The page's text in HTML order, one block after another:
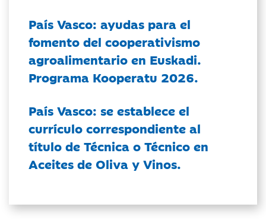
País Vasco: ayudas para el
fomento del cooperativismo
agroalimentario en Euskadi.
Programa Kooperatu 2026.
País Vasco: se establece el
currículo correspondiente al
título de Técnica o Técnico en
Aceites de Oliva y Vinos.